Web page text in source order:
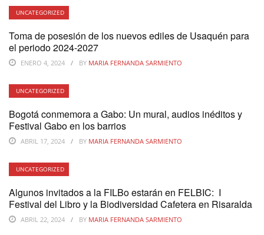
UNCATEGORIZED
Toma de posesión de los nuevos ediles de Usaquén para
el periodo 2024-2027
ENERO 4, 2024 BY MARIA FERNANDA SARMIENTO
UNCATEGORIZED
Bogotá conmemora a Gabo: Un mural, audios inéditos y
Festival Gabo en los barrios
ABRIL 17, 2024 BY MARIA FERNANDA SARMIENTO
UNCATEGORIZED
Algunos invitados a la FILBo estarán en FELBIC: I
Festival del Libro y la Biodiversidad Cafetera en Risaralda
ABRIL 22, 2024 BY MARIA FERNANDA SARMIENTO